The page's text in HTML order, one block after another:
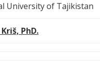
University of Tajikistan
PhD.